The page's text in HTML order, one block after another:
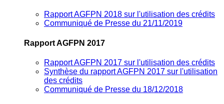
Rapport AGFPN 2018 sur l'utilisation des crédits
Communiqué de Presse du 21/11/2019
Rapport AGFPN 2017
Rapport AGFPN 2017 sur l'utilisation des crédits
Synthèse du rapport AGFPN 2017 sur l'utilisation
des crédits
Communiqué de Presse du 18/12/2018